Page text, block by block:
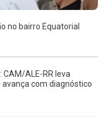
no bairro Equatorial
ALE-RR leva
com diagnóstico